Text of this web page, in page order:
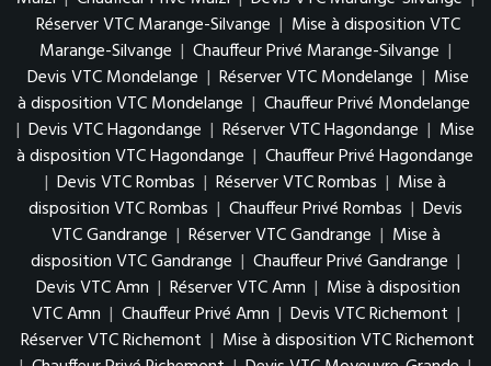
Réserver VTC Marange-Silvange | Mise à disposition VTC
Marange-Silvange | Chauffeur Privé Marange-Silvange |
Devis VTC Mondelange | Réserver VTC Mondelange | Mise
à disposition VTC Mondelange | Chauffeur Privé Mondelange
| Devis VTC Hagondange | Réserver VTC Hagondange | Mise
à disposition VTC Hagondange | Chauffeur Privé Hagondange
| Devis VTC Rombas | Réserver VTC Rombas | Mise à
disposition VTC Rombas | Chauffeur Privé Rombas | Devis
VTC Gandrange | Réserver VTC Gandrange | Mise à
disposition VTC Gandrange | Chauffeur Privé Gandrange |
Devis VTC Amn | Réserver VTC Amn | Mise à disposition
VTC Amn | Chauffeur Privé Amn | Devis VTC Richemont |
Réserver VTC Richemont | Mise à disposition VTC Richemont